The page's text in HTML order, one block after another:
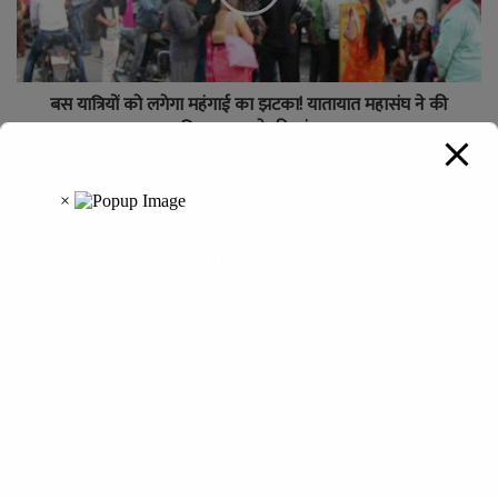
बस यात्रियों को लगेगा महंगाई का झटका! यातायात महासंघ ने की
किराया बढ़ाने की मांग